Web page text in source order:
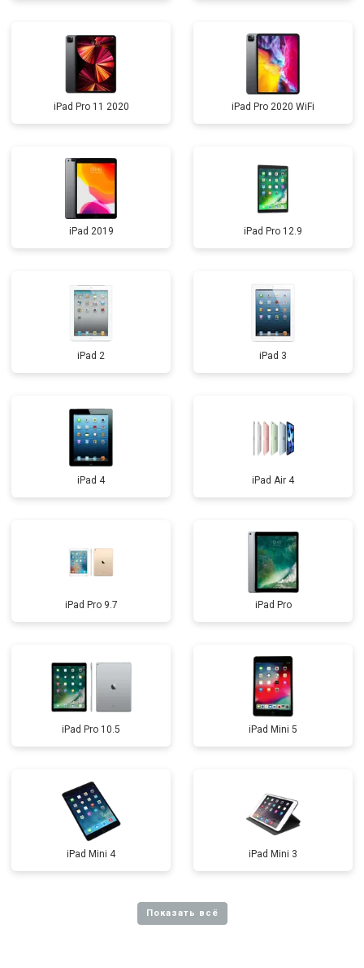
iPad Pro 11 2020 iPad Pro 2020 WiFi
iPad 2019 iPad Pro 12.9
iPad 2 iPad 3
iPad 4 iPad Air 4
iPad Pro 9.7 iPad Pro
iPad Pro 10.5 iPad Mini 5
iPad Mini 4 iPad Mini 3